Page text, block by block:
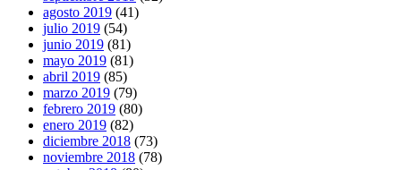
agosto 2019 (41)
julio 2019 (54)
junio 2019 (81)
mayo 2019 (81)
abril 2019 (85)
marzo 2019 (79)
febrero 2019 (80)
enero 2019 (82)
diciembre 2018 (73)
noviembre 2018 (78)